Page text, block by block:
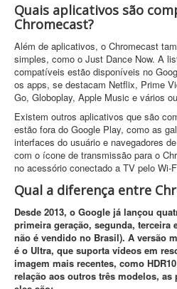
Quais aplicativos são
Chromecast?
Além de aplicativos, o Chromecast
simples, como o Just Dance Now. A
compatíveis estão disponíveis no
os apps, se destacam Netflix, Prime
Go, Globoplay, Apple Music e vários
Existem outros aplicativos que são
estão fora do Google Play, como as
interfaces do usuário e navegadores
com o ícone de transmissão para o
no acessório conectado a TV pelo Wi-
Qual a diferença entre
Desde 2013, o Google já lançou
primeira geração, segunda, terceira
não é vendido no Brasil). A versão
é o Ultra, que suporta vídeos em
imagem mais recentes, como
relação aos outros três modelos,